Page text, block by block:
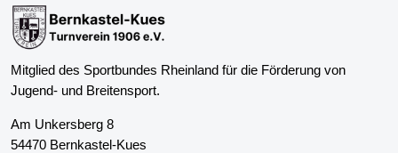
Mitglied des Sportbundes Rheinland für die Förderung von
Jugend- und Breitensport.
Am Unkersberg 8
54470 Bernkastel-Kues